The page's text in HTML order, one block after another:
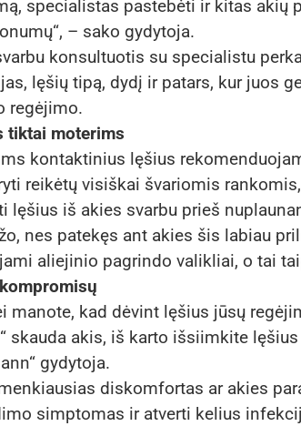
specialistas pastebėti ir kitas akių
– sako gydytoja.
konsultuotis su specialistu
lęšių tipą, dydį ir patars, kur juos
regėjimo.
tiktai moterims
kontaktinius lęšius
reikėtų visiškai švariomis
lęšius iš akies svarbu prieš
nes patekęs ant akies šis labiau
aliejinio pagrindo valikliai, o tai
manote, kad dėvint lęšius jūsų
skauda akis, iš karto išsiimkite
gydytoja.
diskomfortas ar akies
simptomas ir atverti kelius